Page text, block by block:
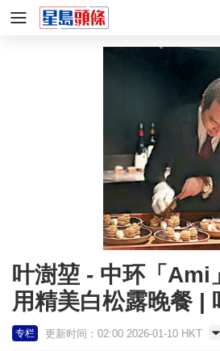
叶澍堃 - 中环「Ami
用精美白松露晚餐 |
专栏 更新时间：02:00 2026-01-10 HKT